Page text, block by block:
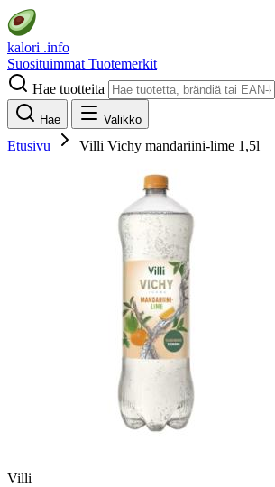
kalori .info
Suosituimmat Tuotemerkit
Hae tuotteita
Hae Valikko
Etusivu Villi Vichy mandariini-lime 1,5l
Villi